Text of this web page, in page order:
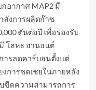
กอากาศ MAP2 มี
ลังการผลิตก๊าซ
ตันต่อปี เพื่อรองรับ
โลหะ ยานยนต์
ารลดคาร์บอนตั้งแต่
การชดเชยในภายหลัง
ขีดความสามารถการ